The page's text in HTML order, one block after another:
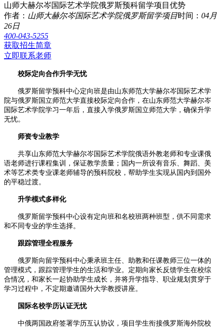
山师大赫尔岑国际艺术学院俄罗斯预科留学项目优势
作者： 山师大赫尔岑国际艺术学院俄罗斯留学项目时间： 04月
26日
400-043-5255
获取招生简章
立即联系老师
校际定向合作升学无忧
俄罗斯留学预科中心定向班是由山东师范大学赫尔岑国际艺术学
院与俄罗斯国立师范大学直接校际定向合作，在山东师范大学赫尔岑
国际艺术学院学习一年后，直接入学俄罗斯国立师范大学，确保升学
无忧。
师资专业教学
共享山东师范大学赫尔岑国际艺术学院俄语外教老师和专业课俄
语老师进行课程集训，保证教学质量；国内一所设有音乐、舞蹈、美
术等艺术类专业课老师辅导的预科院校，帮助学生实现从国内到国外
的平稳过渡。
升学模式多样化
俄罗斯留学预科中心设有定向班和名校班两种班型，供不同需求
和不同专业的学生选择。
跟踪管理全程服务
俄罗斯向留学预科中心秉承班主任、助教和任课教师三位一体的
管理模式，跟踪管理学生的生活和学业。定期向家长反馈学生在校综
合情况，和家长一起协助学生成长，并将升学指导、职业规划贯穿于
学习过程中，不定期邀请国外大学教授讲座。
国际名校学历认证无忧
中俄两国政府签署学历互认协议，项目学生衔接俄罗斯海外院校